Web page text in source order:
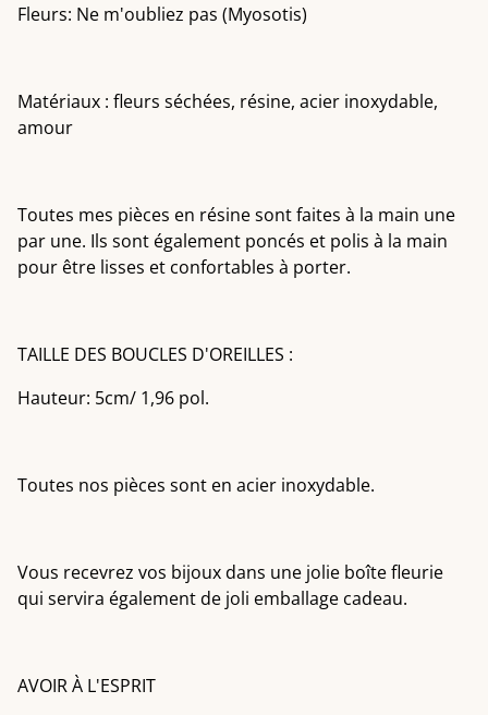
Fleurs: Ne m'oubliez pas (Myosotis)
Matériaux : fleurs séchées, résine, acier inoxydable,
amour
Toutes mes pièces en résine sont faites à la main une
par une. Ils sont également poncés et polis à la main
pour être lisses et confortables à porter.
TAILLE DES BOUCLES D'OREILLES :
Hauteur: 5cm/ 1,96 pol.
Toutes nos pièces sont en acier inoxydable.
Vous recevrez vos bijoux dans une jolie boîte fleurie
qui servira également de joli emballage cadeau.
AVOIR À L'ESPRIT